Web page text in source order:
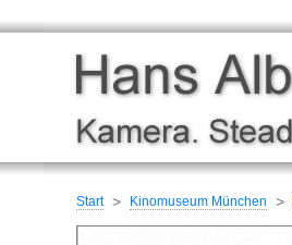
Start Kinomuseum München